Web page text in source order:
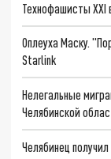
Технофашисты XXI
Оплеуха Маску.
Starlink
Нелегальные
Челябинской
Челябинец